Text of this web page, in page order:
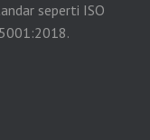
seperti ISO